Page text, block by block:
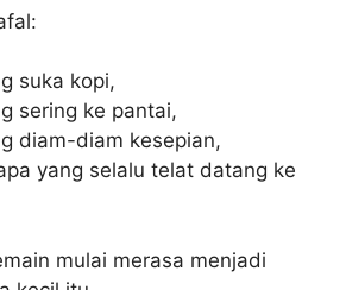
suka kopi,
sering ke pantai,
diam-diam kesepian,
yang selalu telat datang ke
mulai merasa menjadi